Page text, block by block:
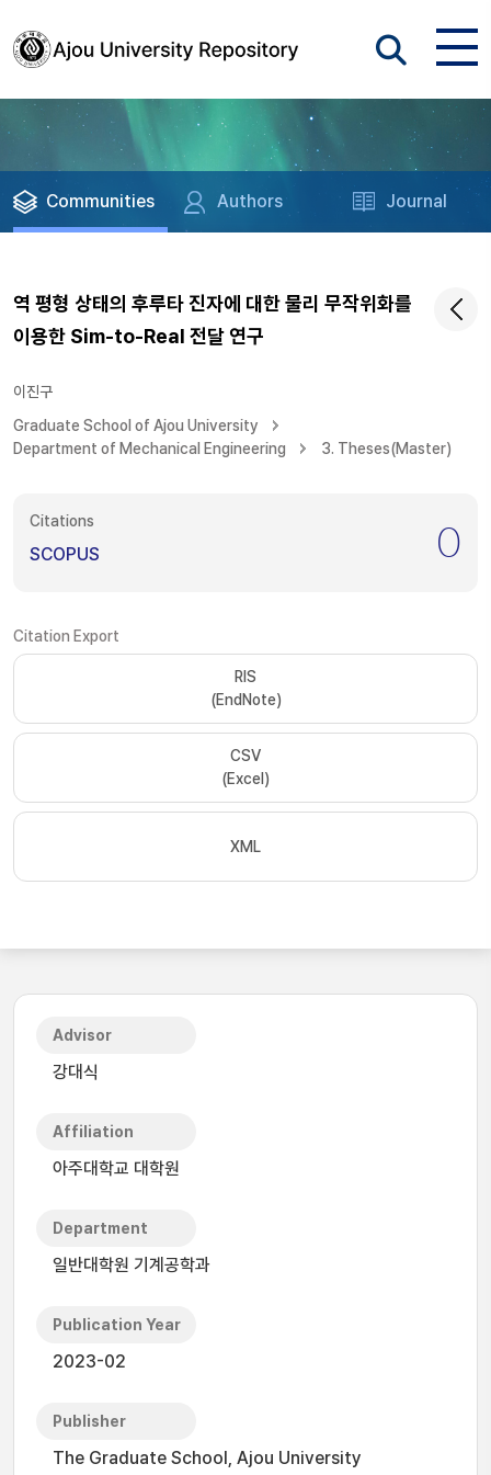
Communities Authors Journal
역 평형 상태의 후루타 진자에 대한 물리 무작위화를
이용한 Sim-to-Real 전달 연구
이진구
Graduate School of Ajou University
Department of Mechanical Engineering
3. Theses(Master)
Citations
SCOPUS 0
Citation Export
RIS
(EndNote)
CSV
(Excel)
XML
Advisor
강대식
Affiliation
아주대학교 대학원
Department
일반대학원 기계공학과
Publication Year
2023-02
Publisher
The Graduate School, Ajou University